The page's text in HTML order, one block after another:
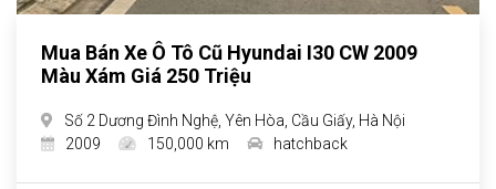
Mua Bán Xe Ô Tô Cũ Hyundai I30 CW 2009
Màu Xám Giá 250 Triệu
Số 2 Dương Đình Nghệ, Yên Hòa, Cầu Giấy, Hà Nội
2009
150,000 km hatchback